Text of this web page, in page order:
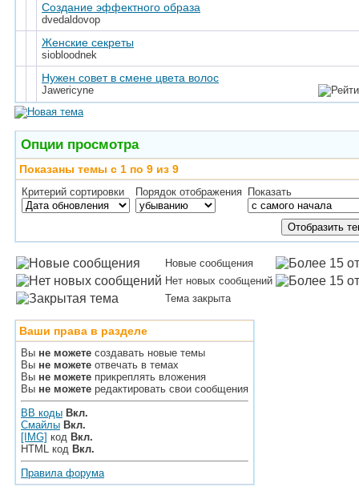
Создание эффектного образа
dvedaldovop
Женские секреты
siobloodnek
Нужен совет в смене цвета волос
Jawericyne
Опции просмотра
Показаны темы с 1 по 9 из 9
Критерий сортировки Порядок отображения Показать
Новые сообщения
Нет новых сообщений
Тема закрыта
Ваши права в разделе
Вы не можете создавать новые темы
Вы не можете отвечать в темах
Вы не можете прикреплять вложения
Вы не можете редактировать свои сообщения
BB коды Вкл.
Смайлы Вкл.
[IMG] код Вкл.
HTML код Вкл.
Правила форума